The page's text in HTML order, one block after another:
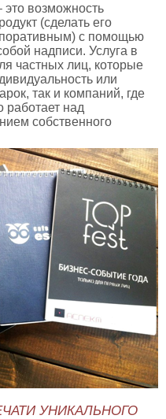
это возможность
(сделать его
с помощью
надписи. Услуга в
частных лиц, которые
или
так и компаний, где
работает над
собственного
УНИКАЛЬНОГО